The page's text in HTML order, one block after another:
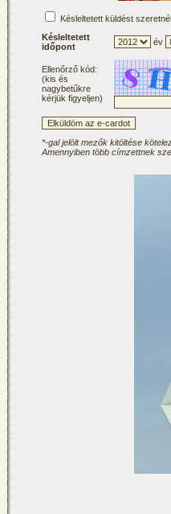
Késleltetett küldést
Késleltetett
időpont
év
Ellenőrző kód:
(kis és
nagybetűkre
kérjük figyeljen)
*-gal jelölt mezők kitöltése
Amennyiben több címzettnek